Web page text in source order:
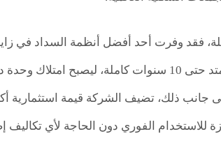
فقد وفرت أحد أفضل أنظمة السداد في
التعاقد بـ 5% مقدم فقط، ثم 5% بعد 3 أشهر، مع فترات سداد تمتد حتى 10
ذلك، تضيف الشركة قيمة استثمارية